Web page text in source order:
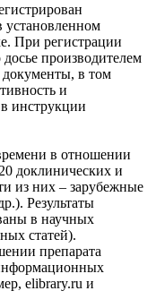
установленном
При регистрации
досье производителем
в том
и
инструкции
в отношении
доклинических и
из них – зарубежные
Результаты
в научных
статей).
препарата
elibrary.ru и